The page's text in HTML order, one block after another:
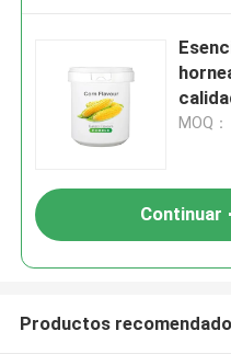
MOQ
Continuar
Productos